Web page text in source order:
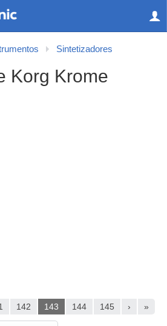
Sintetizadores
Korg Krome
142 143 144 145 › »